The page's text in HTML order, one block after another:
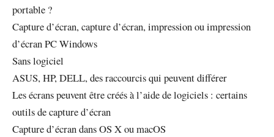
portable ?
Capture d’écran, capture d’écran, impression ou impression
d’écran PC Windows
Sans logiciel
ASUS, HP, DELL, des raccourcis qui peuvent différer
Les écrans peuvent être créés à l’aide de logiciels : certains
outils de capture d’écran
Capture d’écran dans OS X ou macOS